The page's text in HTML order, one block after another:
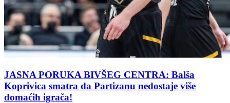
JASNA PORUKA BIVŠEG CENTRA: Balša
Koprivica smatra da Partizanu nedostaje više
domaćih igrača!